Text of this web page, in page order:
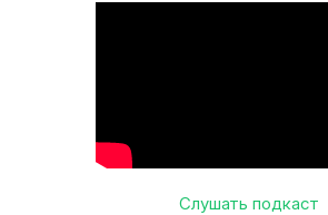
Слушать подкаст